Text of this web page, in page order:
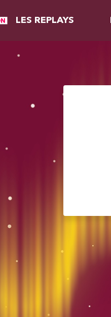
LES REPLAYS